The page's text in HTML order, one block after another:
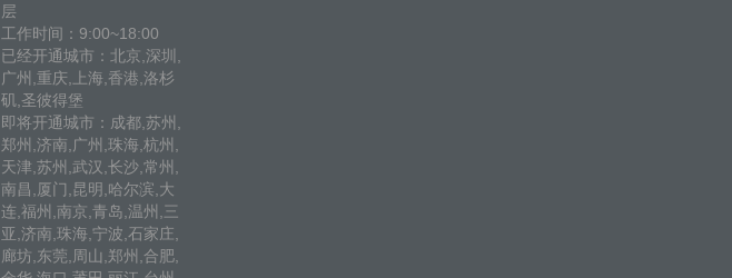
层
工作时间：9:00~18:00
已经开通城市：北京,深圳,
广州,重庆,上海,香港,洛杉
矶,圣彼得堡
即将开通城市：成都,苏州,
郑州,济南,广州,珠海,杭州,
天津,苏州,武汉,长沙,常州,
南昌,厦门,昆明,哈尔滨,大
连,福州,南京,青岛,温州,三
亚,济南,珠海,宁波,石家庄,
廊坊,东莞,周山,郑州,合肥,